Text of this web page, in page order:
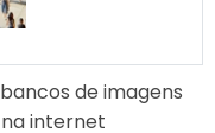
de imagens
internet